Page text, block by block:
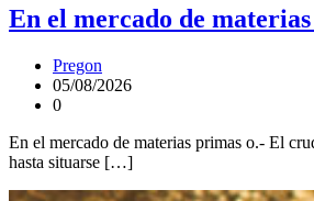
En el mercado de
Pregon
05/08/2026
0
En el mercado de materias primas o.- El
hasta situarse […]